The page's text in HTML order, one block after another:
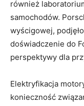
również
samochodów.
wyścigowej,
doświadczenie do
perspektywy dla
Elektryfikacja
konieczność